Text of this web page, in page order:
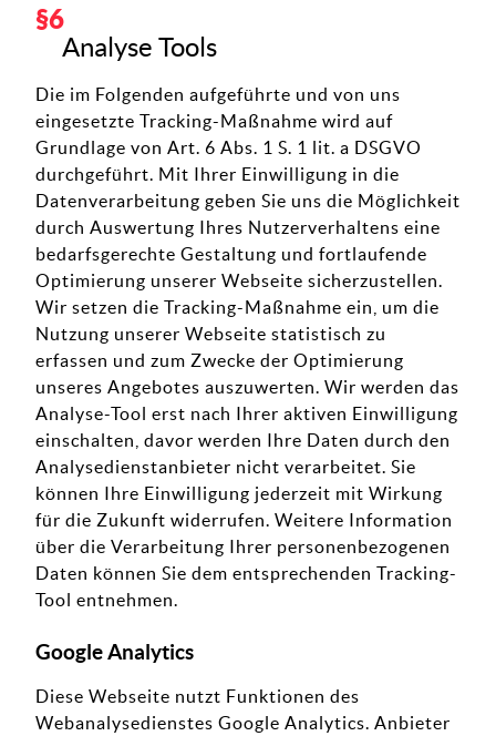
Analyse Tools
Die im Folgenden aufgeführte und von uns
eingesetzte Tracking-Maßnahme wird auf
Grundlage von Art. 6 Abs. 1 S. 1 lit. a DSGVO
durchgeführt. Mit Ihrer Einwilligung in die
Datenverarbeitung geben Sie uns die Möglichkeit
durch Auswertung Ihres Nutzerverhaltens eine
bedarfsgerechte Gestaltung und fortlaufende
Optimierung unserer Webseite sicherzustellen.
Wir setzen die Tracking-Maßnahme ein, um die
Nutzung unserer Webseite statistisch zu
erfassen und zum Zwecke der Optimierung
unseres Angebotes auszuwerten. Wir werden das
Analyse-Tool erst nach Ihrer aktiven Einwilligung
einschalten, davor werden Ihre Daten durch den
Analysedienstanbieter nicht verarbeitet. Sie
können Ihre Einwilligung jederzeit mit Wirkung
für die Zukunft widerrufen. Weitere Information
über die Verarbeitung Ihrer personenbezogenen
Daten können Sie dem entsprechenden Tracking-
Tool entnehmen.
Google Analytics
Diese Webseite nutzt Funktionen des
Webanalysedienstes Google Analytics. Anbieter